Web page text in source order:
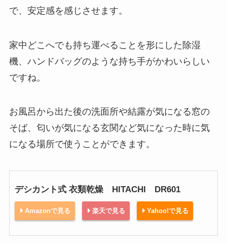
で、安定感を感じさせます。
家中どこへでも持ち運べることを形にした除湿
機、ハンドバッグのような持ち手がかわいらしい
ですね。
お風呂から出た後の洗面所や結露が気になる窓の
そば、匂いが気になる玄関など気になった時に気
になる場所で使うことができます。
デシカント式 衣類乾燥 HITACHI DR601
Amazonで見る 楽天で見る Yahoo!で見る